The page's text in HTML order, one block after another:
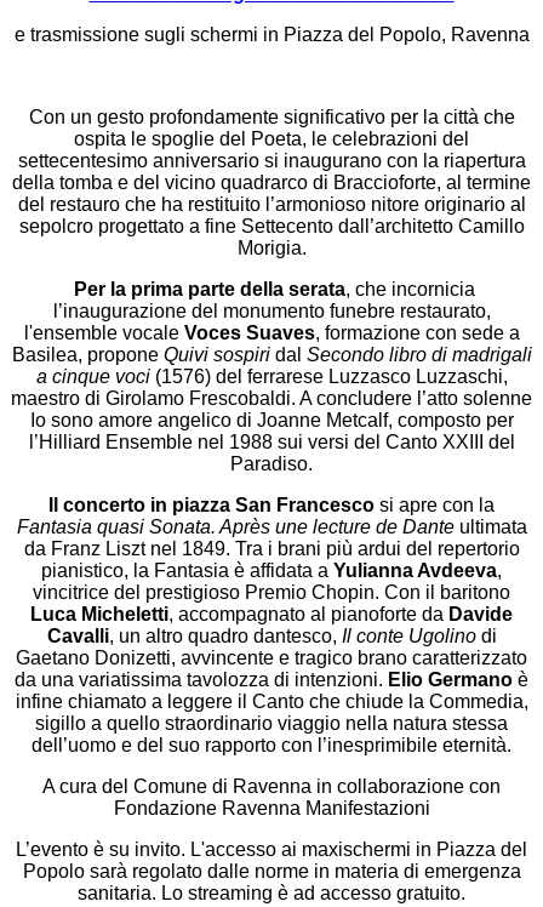
e trasmissione sugli schermi in Piazza del Popolo, Ravenna
Con un gesto profondamente significativo per la città che
ospita le spoglie del Poeta, le celebrazioni del
settecentesimo anniversario si inaugurano con la riapertura
della tomba e del vicino quadrarco di Braccioforte, al termine
del restauro che ha restituito l’armonioso nitore originario al
sepolcro progettato a fine Settecento dall’architetto Camillo
Morigia.
Per la prima parte della serata, che incornicia
l’inaugurazione del monumento funebre restaurato,
l'ensemble vocale Voces Suaves, formazione con sede a
Basilea, propone Quivi sospiridal Secondo libro di madrigali
a cinque voci(1576) del ferrarese Luzzasco Luzzaschi,
maestro di Girolamo Frescobaldi. A concludere l’atto solenne
Io sono amore angelico di Joanne Metcalf, composto per
l’Hilliard Ensemble nel 1988 sui versi del Canto XXIII del
Paradiso.
Il concerto in piazza San Francesco si apre con la
Fantasia quasi Sonata. Après une lecture de Danteultimata
da Franz Liszt nel 1849. Tra i brani più ardui del repertorio
pianistico, la Fantasia è affidata a Yulianna Avdeeva,
vincitrice del prestigioso Premio Chopin. Con il baritono
Luca Micheletti, accompagnato al pianoforte da Davide
Cavalli, un altro quadro dantesco, Il conte Ugolinodi
Gaetano Donizetti, avvincente e tragico brano caratterizzato
da una variatissima tavolozza di intenzioni. Elio Germano è
infine chiamato a leggere il Canto che chiude la Commedia,
sigillo a quello straordinario viaggio nella natura stessa
dell’uomo e del suo rapporto con l’inesprimibile eternità.
A cura del Comune di Ravenna in collaborazione con
Fondazione Ravenna Manifestazioni
L’evento è su invito. L'accesso ai maxischermi in Piazza del
Popolo sarà regolato dalle norme in materia di emergenza
sanitaria. Lo streaming è ad accesso gratuito.